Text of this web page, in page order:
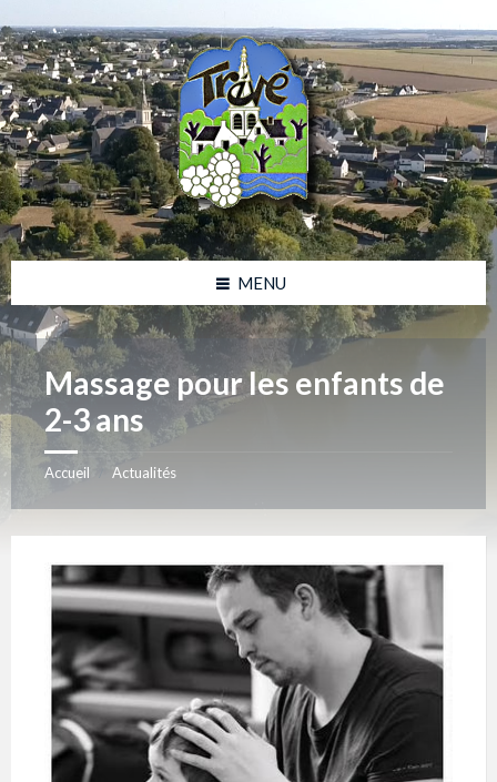
to
content
to
left
sidebar
to
right
sidebar
to
footer
MENU
Massage pour les enfants de
2-3 ans
Accueil Actualités